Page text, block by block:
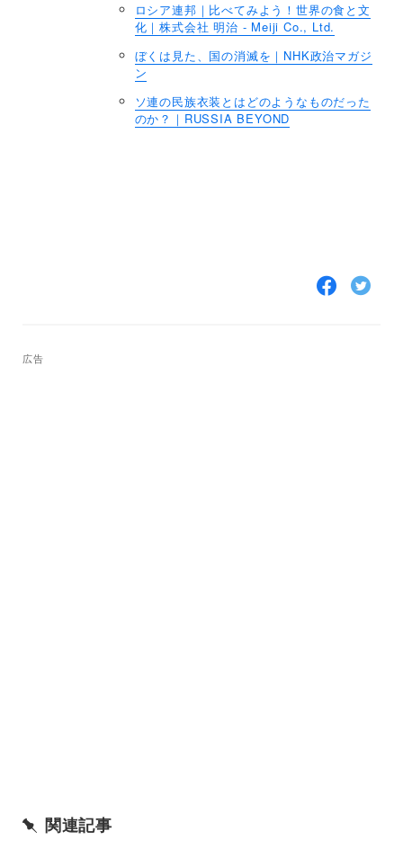
ロシア連邦｜比べてみよう！世界の食と文
化｜株式会社 明治 - Meiji Co., Ltd.
ぼくは見た、国の消滅を｜NHK政治マガジ
ン
ソ連の民族衣装とはどのようなものだった
のか？｜RUSSIA BEYOND
広告
関連記事